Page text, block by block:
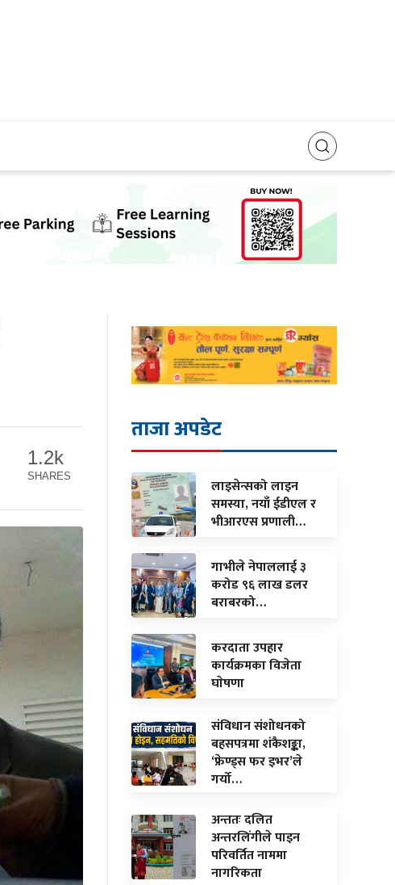
1.2k
SHARES
ताजा अपडेट
लाइसेन्सको लाइन
समस्या, नयाँ ईडीएल र
भीआरएस प्रणाली…
गाभीले नेपाललाई ३
करोड ९६ लाख डलर
बराबरको…
करदाता उपहार
कार्यक्रमका विजेता
घाेषणा
संविधान संशोधनको
बहसपत्रमा शंकैशङ्का,
‘फ्रेण्ड्स फर इभर’ले
गर्यो…
अन्ततः दलित
अन्तरलिंगीले पाइन
परिवर्तित नाममा
नागरिकता